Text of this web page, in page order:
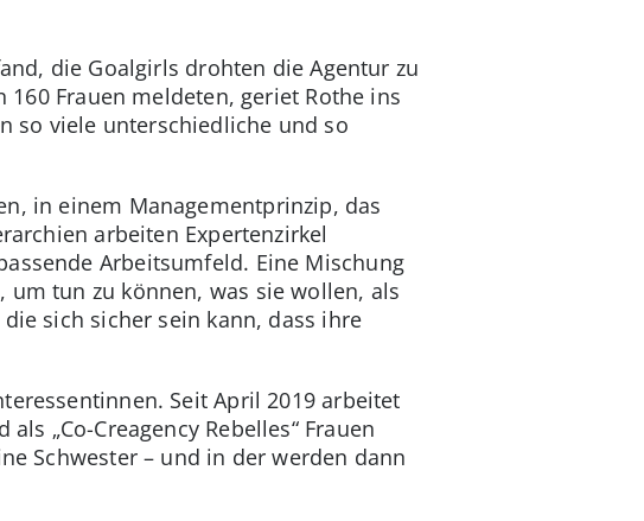
die Goalgirls drohten die Agentur zu
Frauen meldeten, geriet Rothe ins
so viele unterschiedliche und so
in einem Managementprinzip, das
arbeiten Expertenzirkel
Arbeitsumfeld. Eine Mischung
um tun zu können, was sie wollen, als
sich sicher sein kann, dass ihre
Seit April 2019 arbeitet
„Co-Creagency Rebelles“ Frauen
Schwester – und in der werden dann